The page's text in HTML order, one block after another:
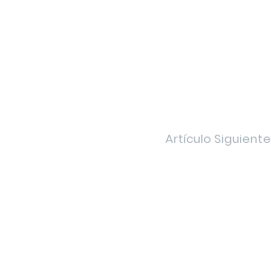
Artículo Siguiente